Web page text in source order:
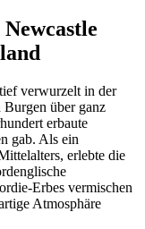
verwurzelt in der
Burgen über ganz
erbaute
gab. Als ein
erlebte die
Erbes vermischen
Atmosphäre